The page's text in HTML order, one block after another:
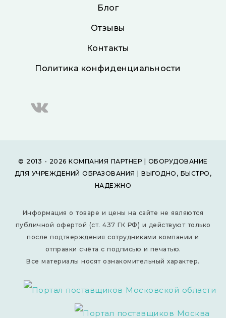
Блог
Отзывы
Контакты
Политика конфиденциальности
© 2013 - 2026 КОМПАНИЯ ПАРТНЕР | ОБОРУДОВАНИЕ
ДЛЯ УЧРЕЖДЕНИЙ ОБРАЗОВАНИЯ | ВЫГОДНО, БЫСТРО,
НАДЕЖНО
Информация о товаре и цены на сайте не являются
публичной офертой (ст. 437 ГК РФ) и действуют только
после подтверждения сотрудниками компании и
отправки счёта с подписью и печатью.
Все материалы носят ознакомительный характер.